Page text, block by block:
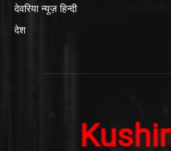
देवरिया न्यूज़ हिन्दी
देश